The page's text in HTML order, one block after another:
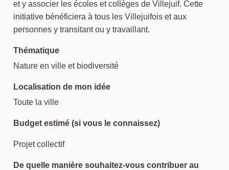
et y associer les écoles et collèges de Villejuif. Cette
initiative bénéficiera à tous les Villejuifois et aux
personnes y transitant ou y travaillant.
Thématique
Nature en ville et biodiversité
Localisation de mon idée
Toute la ville
Budget estimé (si vous le connaissez)
Projet collectif
De quelle manière souhaitez-vous contribuer au